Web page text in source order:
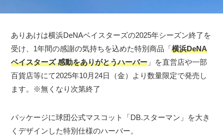
ありあけは横浜DeNAベイスターズの2025年シーズン終了を
受け、1年間の感謝の気持ちを込めた特別商品「横浜DeNA
ベイスターズ 感動をありがとうハーバー 」を直営店や一部
百貨店等にて2025年10月24日（金）より数量限定で発売し
ます。※無くなり次第終了
パッケージに球団公式マスコット「DB.スターマン」を大き
くデザインした特別仕様のハーバー。